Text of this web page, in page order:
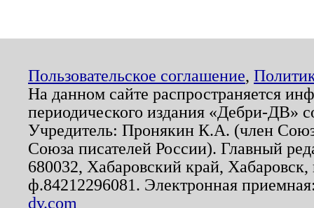
Пользовательское соглашение,
На данном сайте распространяется
периодического издания «Дебри-ДВ»
Учредитель: Пронякин К.А. (член
Союза писателей России). Главный
680032, Хабаровский край,
ф.84212296081. Электронная
dv.com